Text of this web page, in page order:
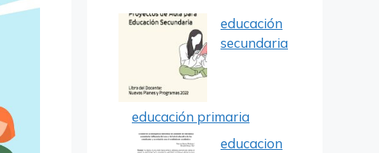
educación
secundaria
educación primaria
educacion